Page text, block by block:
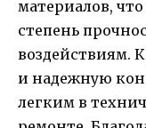
материалов,
степень
воздействиям.
и надежную
легким в